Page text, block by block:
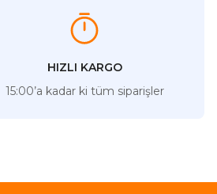
HIZLI KARGO
15:00’a kadar ki tüm siparişler